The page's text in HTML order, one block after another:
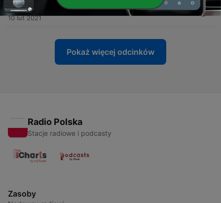
33 - #17 Historia Nowego Jorku
10 lut 2021
Pokaż więcej odcinków
Radio Polska
Stacje radiowe i podcasty
Zasoby